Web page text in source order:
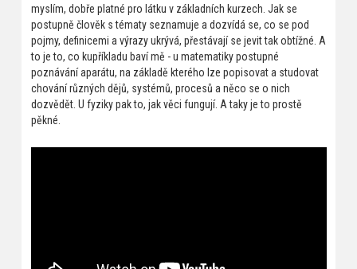
myslím, dobře platné pro látku v základních kurzech. Jak se
postupně člověk s tématy seznamuje a dozvídá se, co se pod
pojmy, definicemi a výrazy ukrývá, přestávají se jevit tak obtížné. A
to je to, co kupříkladu baví mě - u matematiky postupné
poznávání aparátu, na základě kterého lze popisovat a studovat
chování různých dějů, systémů, procesů a něco se o nich
dozvědět. U fyziky pak to, jak věci fungují. A taky je to prostě
pěkné.